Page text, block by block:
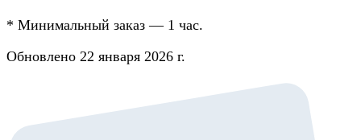
* Минимальный заказ — 1 час.
Обновлено 22 января 2026 г.